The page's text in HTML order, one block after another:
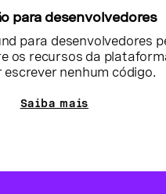
para desenvolvedores
para desenvolvedores
os recursos da
escrever nenhum código.
Saiba mais